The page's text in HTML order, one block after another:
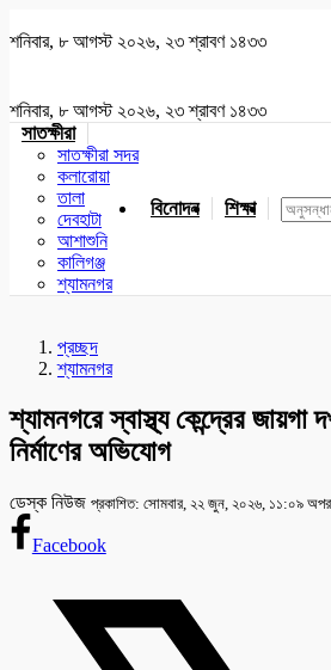
শনিবার, ৮ আগস্ট ২০২৬, ২৩ শ্রাবণ ১৪৩৩
শনিবার, ৮ আগস্ট ২০২৬, ২৩ শ্রাবণ ১৪৩৩
সাতক্ষীরা
সাতক্ষীরা সদর
কলারোয়া
তালা
দেবহাটা
আশাশুনি
কালিগঞ্জ
শ্যামনগর
বিনোদন শিক্ষা
প্রচ্ছদ
শ্যামনগর
শ্যামনগরে স্বাস্থ্য কেন্দ্রের জায়গা
নির্মাণের অভিযোগ
ডেস্ক নিউজ প্রকাশিত: সোমবার, ২২ জুন, ২০২৬, ১১:০৯
Facebook